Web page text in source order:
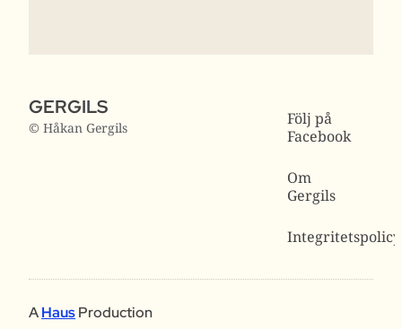
GERGILS
© Håkan Gergils
Följ på
Facebook
Om
Gergils
Integritetspolicy
AHausProduction